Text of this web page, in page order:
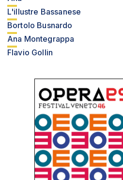
L'illustre Bassanese
Bortolo Busnardo
Ana Montegrappa
Flavio Gollin